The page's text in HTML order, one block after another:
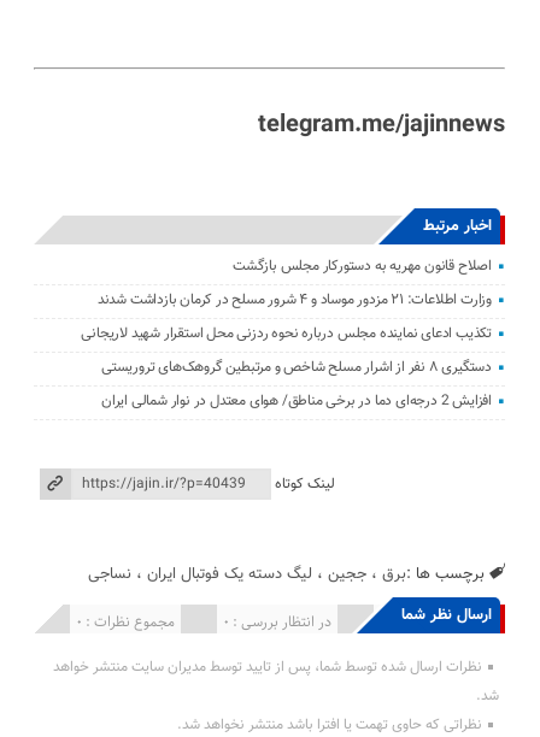
telegram.me/jajinnews
اخبار مرتبط
اصلاح قانون مهریه به دستورکار مجلس بازگشت
وزارت اطلاعات: ۲۱ مزدور موساد و ۴ شرور مسلح در کرمان بازداشت شدند
تکذیب ادعای نماینده مجلس درباره نحوه ردزنی محل استقرار شهید لاریجانی
دستگیری ۸ نفر از اشرار مسلح شاخص و مرتبطین گروهک‌های تروریستی
افزایش 2 درجه‌ای دما در برخی مناطق/ هوای معتدل در نوار شمالی ایران
لینک کوتاه
برچسب ها :برق ،ججین ، لیگ دسته یک فوتبال ایران ، نساجی
ارسال نظر شما مجموع نظرات : 0 در انتظار بررسی : 0 انتشار یافته : 0
نظرات ارسال شده توسط شما، پس از تایید توسط مدیران سایت منتشر خواهد
شد.
نظراتی که حاوی تهمت یا افترا باشد منتشر نخواهد شد.